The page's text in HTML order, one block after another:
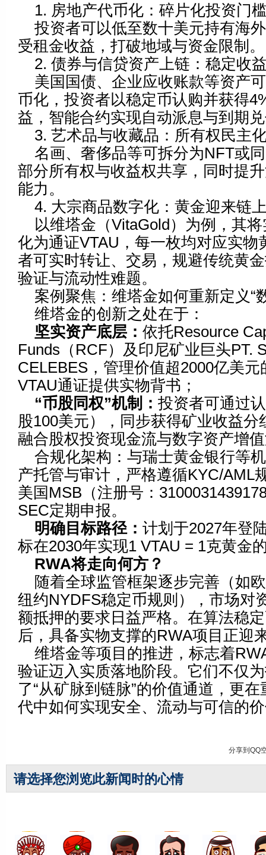
1. 房地产代币化：碎片化投资门
投资者可以低至数十美元持有海
受租金收益，打破地域与资金限制。
2. 债券与信贷资产上链：稳定收
美国国债、企业应收账款等资产
币化，投资者以稳定币认购并获得
益，智能合约实现自动派息与到期
3. 艺术品与收藏品：所有权民主
名画、奢侈品等可拆分为NFT或
部分所有权与收益权共享，同时提
能力。
4. 大宗商品数字化：黄金迎来链
以维塔金（VitaGold）为例，其
化为通证VTAU，每一枚均对应实物
者可实时转让、交易，规避传统黄
验证与流动性难题。
案例聚焦：维塔金如何重新定义“
维塔金的创新之处在于：
坚实资产底层： 依托Resource
Funds（RCF）及印尼矿业巨头PT.
CELEBES，管理价值超2000亿美
VTAU通证提供实物背书；
“币股同权”机制： 投资者可通过
股100美元），同步获得矿业收益分
融合股权投资现金流与数字资产增
合规化架构：与瑞士黄金银行等
产托管与审计，严格遵循KYC/AML
美国MSB（注册号：
SEC定期申报。
明确目标路径： 计划于2027年登
标在2030年实现1 VTAU = 1克黄金
RWA将走向何方？
随着全球监管框架逐步完善（如
纽约NYDFS稳定币规则），市场对
额抵押的要求日益严格。在算法稳
后，具备实物支撑的RWA项目正迎
维塔金等项目的推进，标志着
验证迈入实质落地阶段。它们不仅
了“从矿脉到链脉”的价值通道，更
代中如何实现安全、流动与可信的
分享到 QQ
请选择您浏览此新闻时的心情